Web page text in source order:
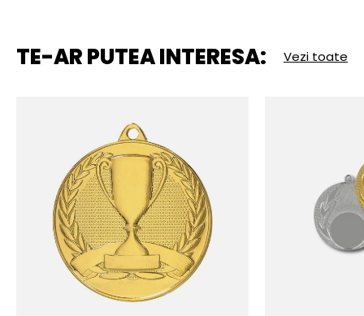
TE-AR PUTEA INTERESA: Vezi toate